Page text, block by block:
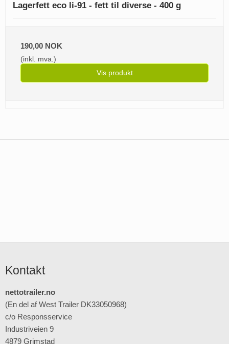
Lagerfett eco li-91 - fett til diverse - 400 g
190,00 NOK
(inkl. mva.)
Vis produkt
Kontakt
nettotrailer.no
(En del af West Trailer DK33050968)
c/o Responsservice
Industriveien 9
4879 Grimstad